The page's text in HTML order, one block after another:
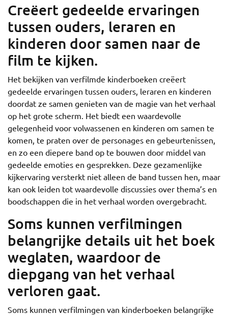
Creëert gedeelde ervaringen
tussen ouders, leraren en
kinderen door samen naar de
film te kijken.
Het bekijken van verfilmde kinderboeken creëert
gedeelde ervaringen tussen ouders, leraren en kinderen
doordat ze samen genieten van de magie van het verhaal
op het grote scherm. Het biedt een waardevolle
gelegenheid voor volwassenen en kinderen om samen te
komen, te praten over de personages en gebeurtenissen,
en zo een diepere band op te bouwen door middel van
gedeelde emoties en gesprekken. Deze gezamenlijke
kijkervaring versterkt niet alleen de band tussen hen, maar
kan ook leiden tot waardevolle discussies over thema’s en
boodschappen die in het verhaal worden overgebracht.
Soms kunnen verfilmingen
belangrijke details uit het boek
weglaten, waardoor de
diepgang van het verhaal
verloren gaat.
Soms kunnen verfilmingen van kinderboeken belangrijke